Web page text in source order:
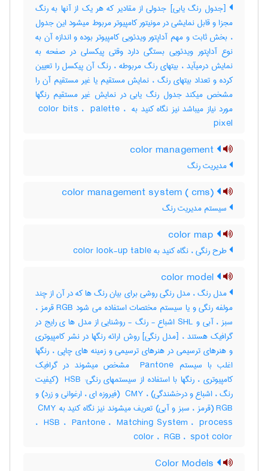
[جدول رنگ یابی] جدولی از مقادیر که هر یک از آنها به رنگ
مجزا و قابل نمایشی در مونیتور کامپیوتر مربوط میشود این جدول
، بخش ثابت و مهم آداپتور ویدئویی کامپیوتر بوده و اندازه آن به
نوع آداپتور ویدئویی بستگی دارد وقتی پیکسلی در صفحه به
نمایش درمیآید ، بیتهای رنگ مربوطه ، رنگ آن پیکسل را تعیین
کرده و تعداد بیتهای رنگ ، نمایش مستقیم یا غیر مستقیم آن را
مشخص میکند جدول رنگ یابی در نمایش غیر مستقیم رنگها
مورد نیاز میباشد نیز نگاه کنید به ‎ color bits ، ‎ palette ، ‎
pixel
مدیریت رنگ
سیستم مدیریت رنگ
طرح رنگی ، نگاه کنید به ‎color look-up table
مدل رنگ ، مدل رنگی روشی برای بیان رنگ ها که در آن از چند
مولفه رنگی و یا سیستم مختصات استفاده می شود RGB قرمز ،
سبز ، آبی و SHL اشباع - رنگ - روشنایی از مدل ها ی رایج در
گرافیک هستند ، [مدل رنگی] روش ارائه رنگها در نشر کامپیوتری
و هنرهای ترسیمی در هنرهای ترسیمی و زمینه های چاپی ، رنگها
اغلب با سیستم ‎ Pantone مشخص میشوند در گرافیک
کامپیوتری ، رنگها با استفاده از سیستمهای رنگی: ‎ HSB (کیفیت
رنگ ، اشباع و درخشندگی) ، ‎ CMY (فیروزه ای ، ارغوانی و زرد) و
‎RGB (قرمز ، سبز و آبی) تعریف میشوند نیز نگاه کنید به ‎ CMY
، ‎ HSB ، ‎ Pantone ، ‎ Matching System ، ‎ process
color ، ‎ RGB ، ‎ spot color